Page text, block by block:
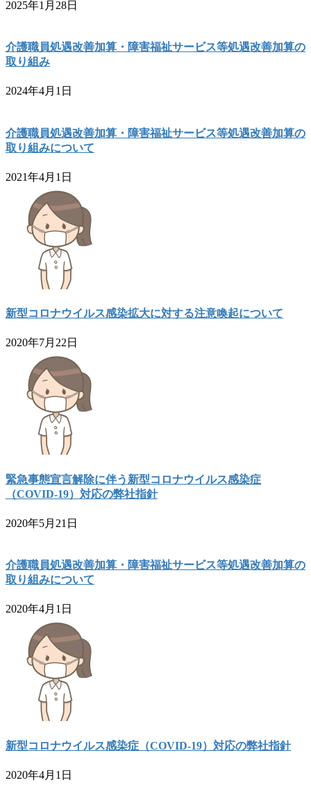
2025年1月28日
介護職員処遇改善加算・障害福祉サービス等処遇改善加算の
取り組み
2024年4月1日
介護職員処遇改善加算・障害福祉サービス等処遇改善加算の
取り組みについて
2021年4月1日
新型コロナウイルス感染拡大に対する注意喚起について
2020年7月22日
緊急事態宣言解除に伴う新型コロナウイルス感染症
（COVID-19）対応の弊社指針
2020年5月21日
介護職員処遇改善加算・障害福祉サービス等処遇改善加算の
取り組みについて
2020年4月1日
新型コロナウイルス感染症（COVID-19）対応の弊社指針
2020年4月1日